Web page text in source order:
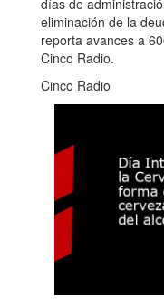
días de
eliminación de la
reporta avances a
Cinco Radio.
Cinco Radio